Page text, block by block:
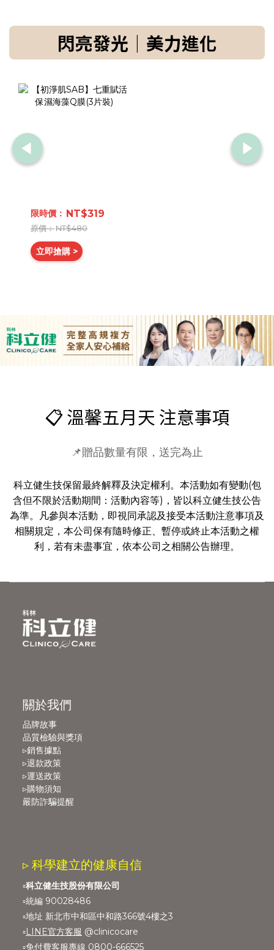
閃亮發光｜美力進化
NT$319
NT$480
📋 溫馨五月天 注意事項
📌贈品數量有限，送完為止
科立健生技保留最終解釋及決定權利。本活動如有變動(包
含但不限於活動期間：活動內容等)，皆以科立健生技公告
為準。凡參與本活動，即視同承認及接受本活動注意事項及
相關規定，本公司保有隨時修正、暫停或終止本活動之權
利，若有未盡事宜，依本公司之相關公告辦理。
關於我們
品牌故事
品質檢驗與獎項
▹銷售據點
▹退款政策
▹運送政策
▹購物須知
嚴防詐騙提醒
▹ 科學建立的健康自信
▫️科立健生技股份有限公司
▫️統編 90028486
▫️地址 新北市中和區中和路366號4樓之3
▫️LINE官方客服 @clinicocare
▫️免付費客服專線 0800-666525